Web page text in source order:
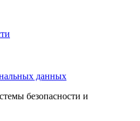
данных
безопасности и